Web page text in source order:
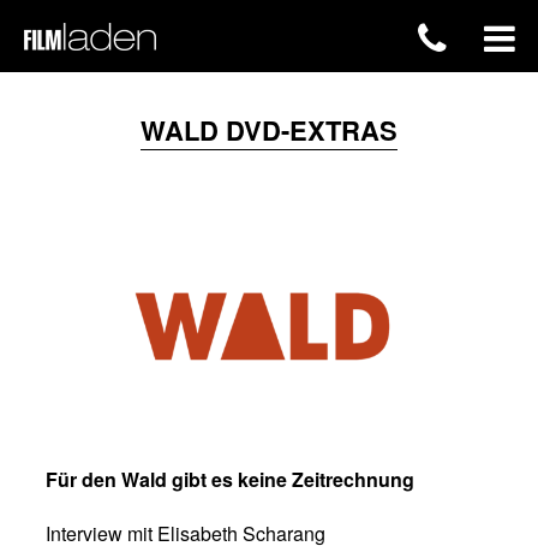
WALD DVD-EXTRAS
Für den Wald gibt es keine Zeitrechnung
Interview mit Elisabeth Scharang